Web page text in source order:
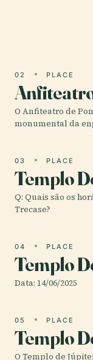
02 PLACE
O Anfiteatro de
monumental da
03 PLACE
Templo
Q: Quais são os
Trecase?
04 PLACE
Templo
Data: 14/06/2025
05 PLACE
Templo
O Templo de